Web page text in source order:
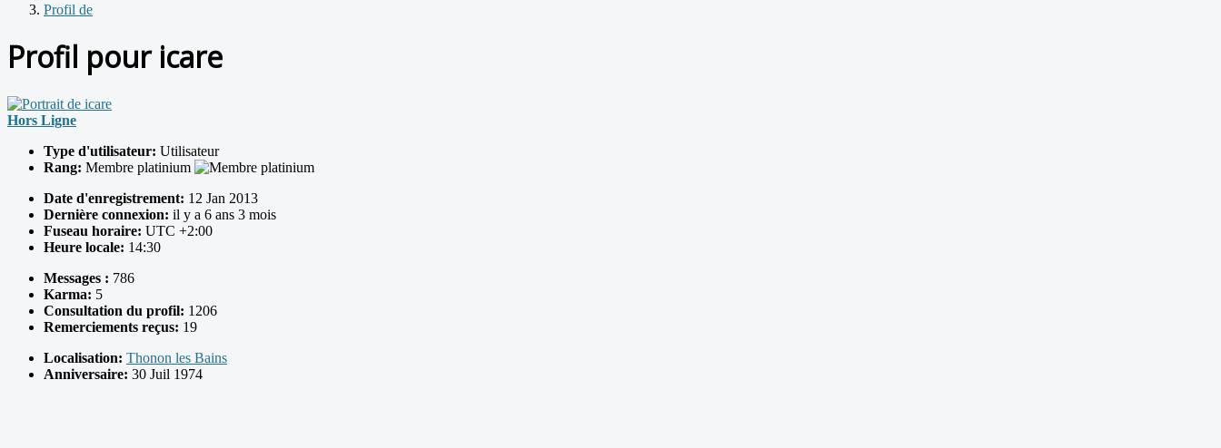
Profil de
Profil pour icare
Hors Ligne
Type d'utilisateur: Utilisateur
Rang: Membre platinium
Date d'enregistrement: 12 Jan 2013
Dernière connexion: il y a 6 ans 3 mois
Fuseau horaire: UTC +2:00
Heure locale: 14:30
Messages : 786
Karma: 5
Consultation du profil: 1206
Remerciements reçus: 19
Localisation: Thonon les Bains
Anniversaire: 30 Juil 1974